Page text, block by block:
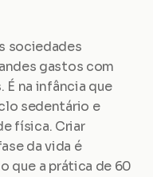
sociedades
gastos com
É na infância que
sedentário e
física. Criar
da vida é
que a prática de 60